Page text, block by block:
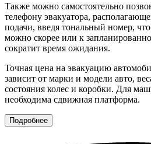
Также можно самостоятельно
телефону эвакуатора,
подачи, введя тональный номер,
можно скорее или к
сократит время ожидания.
Точная цена на эвакуацию
зависит от марки и модели авто,
состояния колес и коробки. Для
необходима сдвижная платформа.
Подробнее